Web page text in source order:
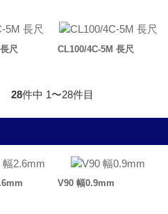
尺 CL100/4C-5M 長尺
28件中 1〜28件目
V90 幅0.9mm